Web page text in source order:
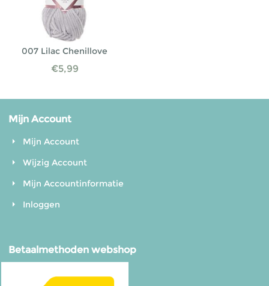
007 Lilac Chenillove
€5,99
Mijn Account
Mijn Account
Wijzig Account
Mijn Accountinformatie
Inloggen
Betaalmethoden webshop